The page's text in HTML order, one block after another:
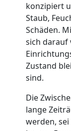
konzipiert
Staub,
Schäden.
sich darauf
Zustand
sind.
Die
lange
werden,
Wiener